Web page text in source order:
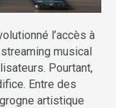
l’accès à
musical
Pourtant,
Entre des
artistique